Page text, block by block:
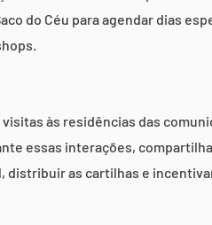
do Céu para agendar dias
visitas às residências das
essas interações,
distribuir as cartilhas e